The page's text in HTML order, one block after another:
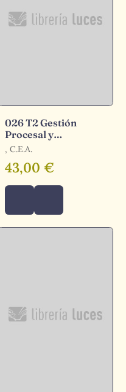
026 T2 Gestión
Procesal y
Administrativa,
Promoción Interna
, C.E.A.
43,00 €